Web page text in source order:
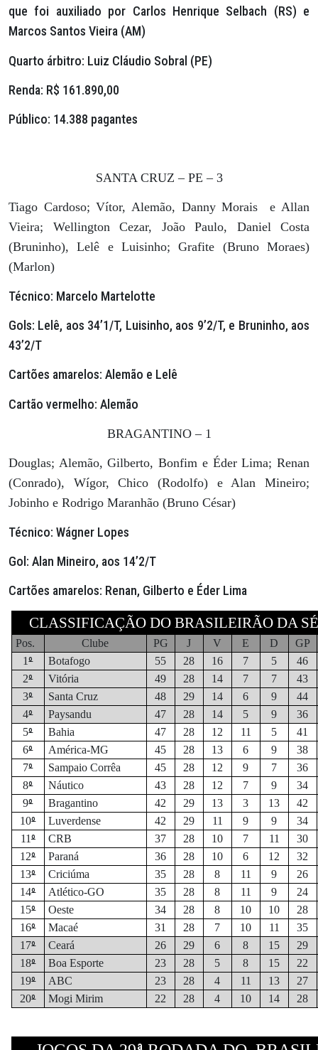
que foi auxiliado por Carlos Henrique Selbach (RS) e
Marcos Santos Vieira (AM)
Quarto árbitro: Luiz Cláudio Sobral (PE)
Renda: R$ 161.890,00
Público: 14.388 pagantes
SANTA CRUZ – PE – 3
Tiago Cardoso; Vítor, Alemão, Danny Morais e Allan
Vieira; Wellington Cezar, João Paulo, Daniel Costa
(Bruninho), Lelê e Luisinho; Grafite (Bruno Moraes)
(Marlon)
Técnico: Marcelo Martelotte
Gols: Lelê, aos 34’1/T, Luisinho, aos 9’2/T, e Bruninho, aos
43’2/T
Cartões amarelos: Alemão e Lelê
Cartão vermelho: Alemão
BRAGANTINO – 1
Douglas; Alemão, Gilberto, Bonfim e Éder Lima; Renan
(Conrado), Wígor, Chico (Rodolfo) e Alan Mineiro;
Jobinho e Rodrigo Maranhão (Bruno César)
Técnico: Wágner Lopes
Gol: Alan Mineiro, aos 14’2/T
Cartões amarelos: Renan, Gilberto e Éder Lima
CLASSIFICAÇÃO DO BRASILEIRÃO DA
Pos. Clube PG J V E D
GP
1º Botafogo 55 28 16 7 5
46
2º Vitória 49 28 14 7 7
43
3º Santa Cruz 48 29 14 6 9
44
4º Paysandu 47 28 14 5 9
36
5º Bahia 47 28 12 11 5
41
6º América-MG 45 28 13 6 9
38
7º Sampaio Corrêa 45 28 12 9 7
36
8º Náutico 43 28 12 7 9
34
9º Bragantino 42 29 13 3 13
42
10º Luverdense 42 29 11 9 9
34
11º CRB 37 28 10 7 11
30
12º Paraná 36 28 10 6 12
32
13º Criciúma 35 28 8 11 9
26
14º Atlético-GO 35 28 8 11 9
24
15º Oeste 34 28 8 10 10
28
16º Macaé 31 28 7 10 11
35
17º Ceará 26 29 6 8 15
29
18º Boa Esporte 23 28 5 8 15
22
19º ABC 23 28 4 11 13
27
20º Mogi Mirim 22 28 4 10 14 28